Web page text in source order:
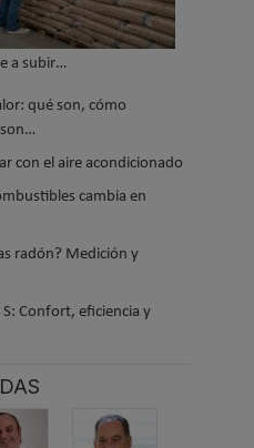
a subir…
qué son, cómo
con el aire acondicionado
cambia en
radón? Medición y
Confort, eficiencia y